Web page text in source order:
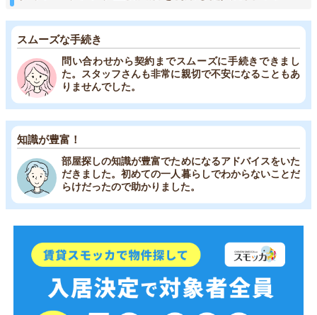
スムーズな手続き
問い合わせから契約までスムーズに手続きできまし
た。スタッフさんも非常に親切で不安になることもあ
りませんでした。
知識が豊富！
部屋探しの知識が豊富でためになるアドバイスをいた
だきました。初めての一人暮らしでわからないことだ
らけだったので助かりました。